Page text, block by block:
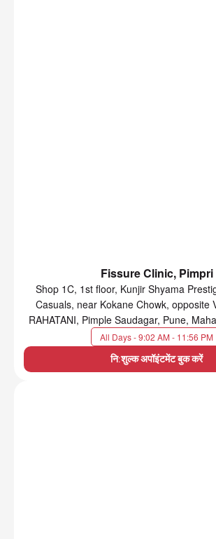
Fissure Clinic, Pimpri
Shop 1C, 1st floor, Kunjir Shyama
Casuals, near Kokane Chowk, opposite
RAHATANI, Pimple Saudagar, Pune,
All Days - 9:02 AM - 11:56 PM
नि:शुल्क अपॉइंटमेंट बुक करें